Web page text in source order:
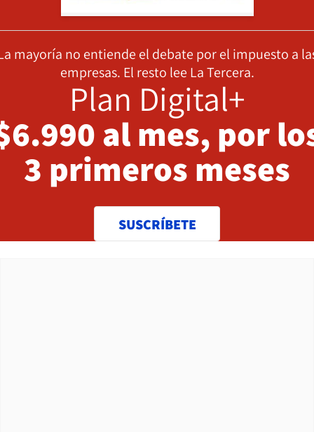
mayoría no entiende el debate por el impuesto a
empresas. El resto lee La Tercera.
Plan Digital+
al mes, por
3 primeros meses
SUSCRÍBETE